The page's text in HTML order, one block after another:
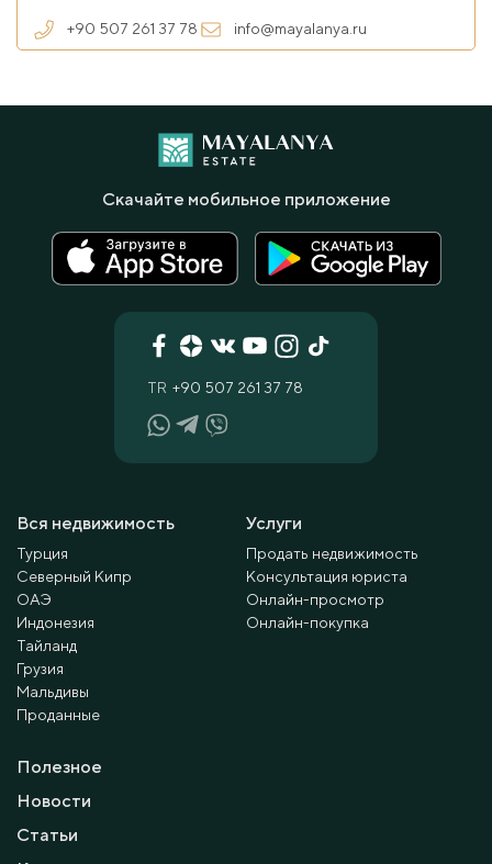
+90 507 261 37 78 info@mayalanya.ru
Вся недвижимость
Турция
Северный Кипр
ОАЭ
Индонезия
Тайланд
Грузия
Мальдивы
Проданные
Услуги
Продать недвижимость
Консультация юриста
Онлайн-просмотр
Онлайн-покупка
Полезное
Новости
Статьи
TR +90 507 261 37 78
Скачайте мобильное приложение